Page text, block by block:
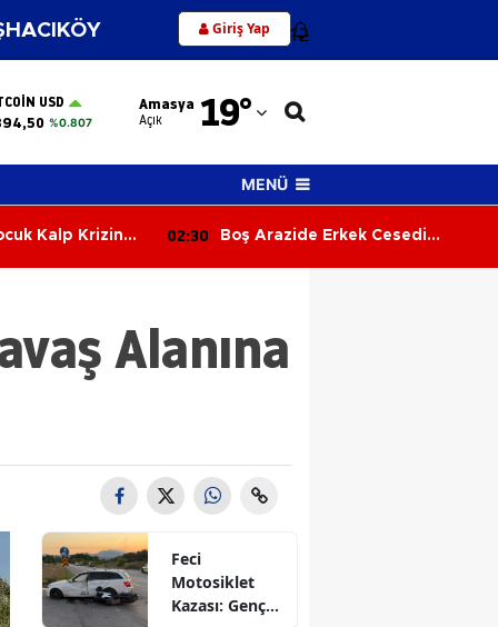
Giriş Yap 12
USD
%0.807
Amasya
Açık 19°
Adana
Adıyaman
Ağrı
Amasya
Antalya
Balıkesir
Bilecik
Bingöl
Bitlis
MENÜ
Kalp Krizine
02:30
Boş Arazide Erkek Cesedi
Alanına
Feci
Motosiklet
Kazası: Genç